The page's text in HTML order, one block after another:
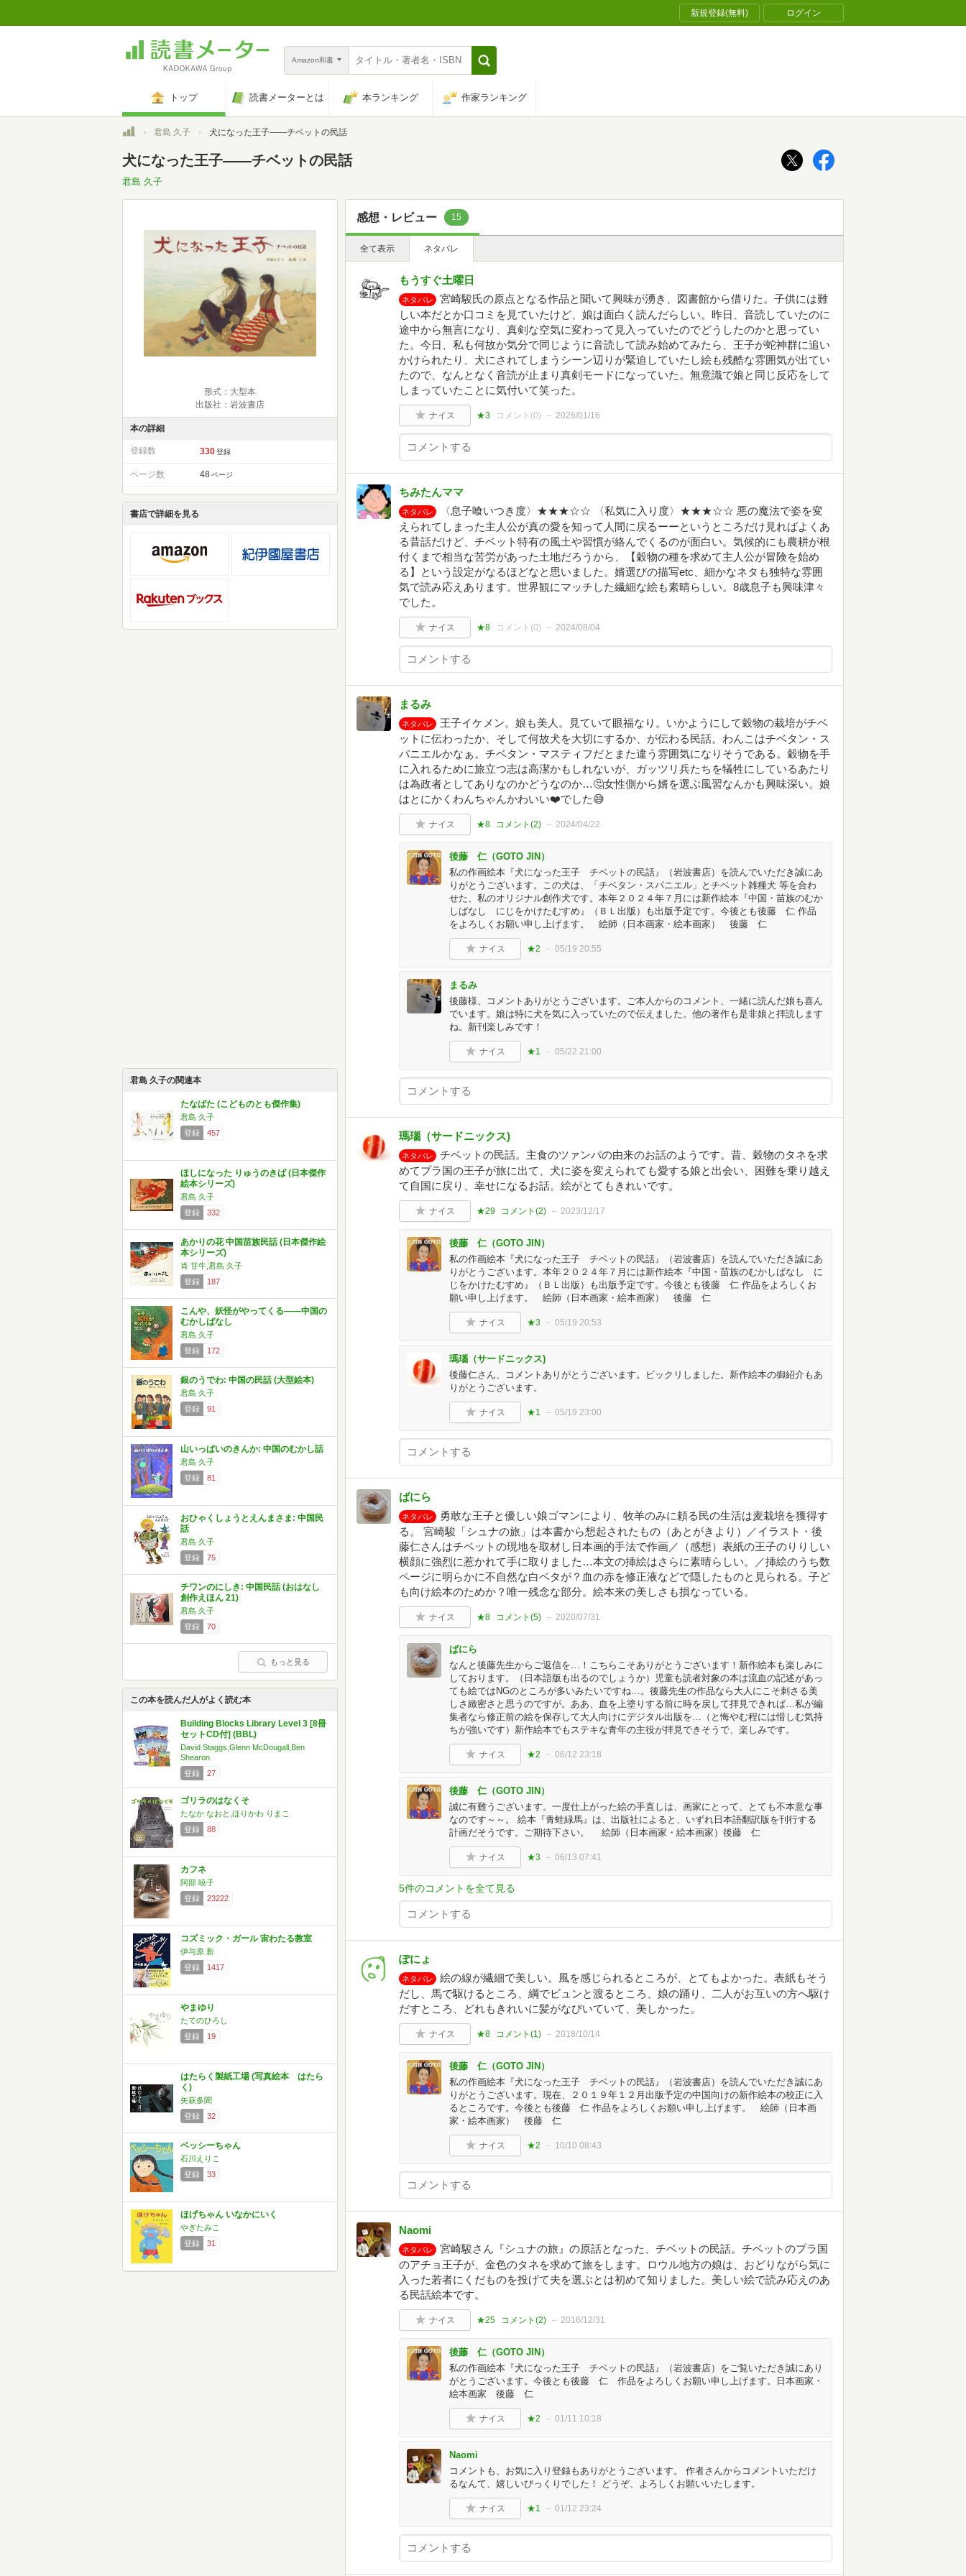
新規登録(無料) ログイン
Amazon和書
トップ 読書メーターとは 本ランキング 作家ランキング
トップ君島 久子 犬になった王子――チベットの民話
犬になった王子――チベットの民話
君島 久子
形式：大型本
出版社：岩波書店
本の詳細
登録数 330 登録
ページ数 48 ページ
書店で詳細を見る
君島 久子の関連本
たなばた (こどものとも傑作集)
君島 久子
登録
457
ほしになった りゅうのきば (日本傑作
絵本シリーズ)
君島 久子
登録
332
あかりの花 中国苗族民話 (日本傑作絵
本シリーズ)
肖 甘牛,君島 久子
登録
187
こんや、妖怪がやってくる――中国の
むかしばなし
君島 久子
登録
172
銀のうでわ: 中国の民話 (大型絵本)
君島 久子
登録
91
山いっぱいのきんか: 中国のむかし話
君島 久子
登録
81
おひゃくしょうとえんまさま: 中国民
話
君島 久子
登録
75
チワンのにしき: 中国民話 (おはなし
創作えほん 21)
君島 久子
登録
70
もっと見る
この本を読んだ人がよく読む本
Building Blocks Library Level 3 [8冊
セットCD付] (BBL)
David Staggs,Glenn McDougall,Ben
Shearon
登録
27
ゴリラのはなくそ
たなか なおと,ほりかわ りまこ
登録
88
カフネ
阿部 暁子
登録
23222
コズミック・ガール 宙わたる教室
伊与原 新
登録
1417
やまゆり
たてのひろし
登録
19
はたらく製紙工場 (写真絵本 はたら
く)
矢萩多聞
登録
32
ベッシーちゃん
石川えりこ
登録
33
ほげちゃん いなかにいく
やぎたみこ
登録
31
感想・レビュー 15
全て表示 ネタバレ
もうすぐ土曜日
ネタバレ
宮崎駿氏の原点となる作品と聞いて興味が湧き、図書館から借りた。子供には難
しい本だとか口コミを見ていたけど、娘は面白く読んだらしい。昨日、音読していたのに
途中から無言になり、真剣な空気に変わって見入っていたのでどうしたのかと思ってい
た。今日、私も何故か気分で同じように音読して読み始めてみたら、王子が蛇神群に追い
かけられたり、犬にされてしまうシーン辺りが緊迫していたし絵も残酷な雰囲気が出てい
たので、なんとなく音読が止まり真剣モードになっていた。無意識で娘と同じ反応をして
しまっていたことに気付いて笑った。
ナイス ★3 コメント(0) 2026/01/16
ちみたんママ
ネタバレ
〈息子喰いつき度〉★★★☆☆ 〈私気に入り度〉★★★☆☆ 悪の魔法で姿を変
えられてしまった主人公が真の愛を知って人間に戻るーーというところだけ見ればよくあ
る昔話だけど、チベット特有の風土や習慣が絡んでくるのが面白い。気候的にも農耕が根
付くまで相当な苦労があった土地だろうから、【穀物の種を求めて主人公が冒険を始め
る】という設定がなるほどなと思いました。婿選びの描写etc、細かなネタも独特な雰囲
気で読み応えあります。世界観にマッチした繊細な絵も素晴らしい。8歳息子も興味津々
でした。
ナイス ★8 コメント(0) 2024/08/04
まるみ
ネタバレ
王子イケメン。娘も美人。見ていて眼福なり。いかようにして穀物の栽培がチベ
ットに伝わったか、そして何故犬を大切にするか、が伝わる民話。わんこはチベタン・ス
パニエルかなぁ。チベタン・マスティフだとまた違う雰囲気になりそうである。穀物を手
に入れるために旅立つ志は高潔かもしれないが、ガッツリ兵たちを犠牲にしているあたり
は為政者としてありなのかどうなのか…🤔女性側から婿を選ぶ風習なんかも興味深い。娘
はとにかくわんちゃんかわいい❤️でした😅
ナイス ★8 コメント(2) 2024/04/22
後藤 仁（GOTO JIN）
私の作画絵本『犬になった王子 チベットの民話』（岩波書店）を読んでいただき誠にあ
りがとうございます。この犬は、「チベタン・スパニエル」とチベット雑種犬 等を合わ
せた、私のオリジナル創作犬です。本年２０２４年７月には新作絵本『中国・苗族のむか
しばなし にじをかけたむすめ』（ＢＬ出版）も出版予定です。今後とも後藤 仁 作品
をよろしくお願い申し上げます。 絵師（日本画家・絵本画家） 後藤 仁
ナイス ★2 05/19 20:55
まるみ
後藤様、コメントありがとうございます。ご本人からのコメント、一緒に読んだ娘も喜ん
でいます。娘は特に犬を気に入っていたので伝えました。他の著作も是非娘と拝読します
ね。新刊楽しみです！
ナイス ★1 05/22 21:00
瑪瑙（サードニックス)
ネタバレ
チベットの民話。主食のツァンパの由来のお話のようです。昔、穀物のタネを求
めてプラ国の王子が旅に出て、犬に姿を変えられても愛する娘と出会い、困難を乗り越え
て自国に戻り、幸せになるお話。絵がとてもきれいです。
ナイス ★29 コメント(2) 2023/12/17
後藤 仁（GOTO JIN）
私の作画絵本『犬になった王子 チベットの民話』（岩波書店）を読んでいただき誠にあ
りがとうございます。本年２０２４年７月には新作絵本『中国・苗族のむかしばなし に
じをかけたむすめ』（ＢＬ出版）も出版予定です。今後とも後藤 仁 作品をよろしくお
願い申し上げます。 絵師（日本画家・絵本画家） 後藤 仁
ナイス ★3 05/19 20:53
瑪瑙（サードニックス)
後藤仁さん、コメントありがとうございます。ビックリしました。新作絵本の御紹介もあ
りがとうございます。
ナイス ★1 05/19 23:00
ばにら
ネタバレ
勇敢な王子と優しい娘ゴマンにより、牧羊のみに頼る民の生活は麦栽培を獲得す
る。 宮崎駿「シュナの旅」は本書から想起されたもの（あとがきより）／イラスト・後
藤仁さんはチベットの現地を取材し日本画的手法で作画／（感想）表紙の王子のりりしい
横顔に強烈に惹かれて手に取りました…本文の挿絵はさらに素晴らしい。／挿絵のうち数
ページに明らかに不自然な白ベタが？血の赤を修正液などで隠したものと見られる。子ど
も向け絵本のためか？唯一残念な部分。絵本来の美しさも損なっている。
ナイス ★8 コメント(5) 2020/07/31
ばにら
なんと後藤先生からご返信を…！こちらこそありがとうございます！新作絵本も楽しみに
しております。（日本語版も出るのでしょうか）児童も読者対象の本は流血の記述があっ
ても絵ではNGのところが多いみたいですね…。後藤先生の作品なら大人にこそ刺さる美
しさ緻密さと思うのですが。ああ、血を上塗りする前に時を戻して拝見できれば…私が編
集者なら修正前の絵を保存して大人向けにデジタル出版を…（と悔やむ程には惜しむ気持
ちが強いです）新作絵本でもステキな青年の主役が拝見できそうで、楽しみです。
ナイス ★2 06/12 23:18
後藤 仁（GOTO JIN）
誠に有難うございます。一度仕上がった絵の手直しは、画家にとって、とても不本意な事
なのです～～。 絵本『青蛙緑馬』は、出版社によると、いずれ日本語翻訳版を刊行する
計画だそうです。ご期待下さい。 絵師（日本画家・絵本画家）後藤 仁
ナイス ★3 06/13 07:41
5件のコメントを全て見る
ぽにょ
ネタバレ
絵の線が繊細で美しい。風を感じられるところが、とてもよかった。表紙もそう
だし、馬で駆けるところ、綱でビュンと渡るところ、娘の踊り、二人がお互いの方へ駆け
だすところ、どれもきれいに髪がなびいていて、美しかった。
ナイス ★8 コメント(1) 2018/10/14
後藤 仁（GOTO JIN）
私の作画絵本『犬になった王子 チベットの民話』（岩波書店）を読んでいただき誠にあ
りがとうございます。現在、２０１９年１２月出版予定の中国向けの新作絵本の校正に入
るところです。今後とも後藤 仁 作品をよろしくお願い申し上げます。 絵師（日本画
家・絵本画家） 後藤 仁
ナイス ★2 10/10 08:43
Naomi
ネタバレ
宮崎駿さん『シュナの旅』の原話となった、チベットの民話。チベットのプラ国
のアチョ王子が、金色のタネを求めて旅をします。ロウル地方の娘は、おどりながら気に
入った若者にくだものを投げて夫を選ぶとは初めて知りました。美しい絵で読み応えのあ
る民話絵本です。
ナイス ★25 コメント(2) 2016/12/31
後藤 仁（GOTO JIN）
私の作画絵本『犬になった王子 チベットの民話』（岩波書店）をご覧いただき誠にあり
がとうございます。今後とも後藤 仁 作品をよろしくお願い申し上げます。日本画家・
絵本画家 後藤 仁
ナイス ★2 01/11 10:18
Naomi
コメントも、お気に入り登録もありがとうございます。 作者さんからコメントいただけ
るなんて、嬉しいびっくりでした！ どうぞ、よろしくお願いいたします。
ナイス ★1 01/12 23:24